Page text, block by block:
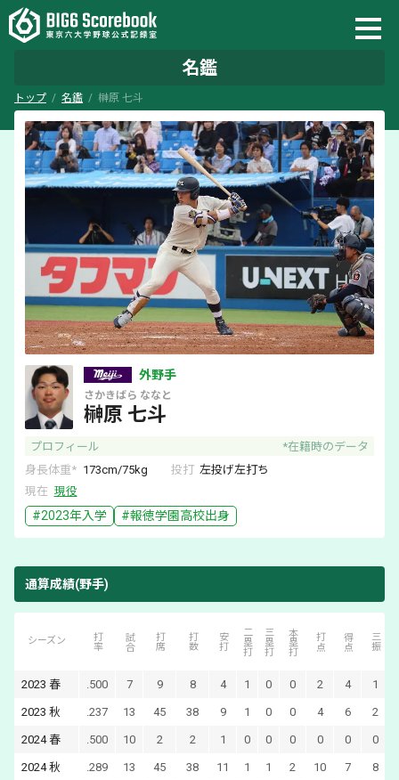
名鑑
トップ 名鑑 榊原 七斗
外野手
榊原 七斗
さかきばら ななと
プロフィール
*在籍時のデータ
身長体重* 173cm/75kg 投打 左投げ左打ち
現在 現役
#2023年入学 #報徳学園高校出身
通算成績(野手)
シーズン 打率 試合 打席 打数 安打 二塁打 三塁打 本塁打 打点 得点 三振
2023 春 .500 7 9 8 4 1 0 0 2 4 1
2023 秋 .237 13 45 38 9 1 0 0 4 6 2
2024 春 .500 10 2 2 1 0 0 0 0 0 0
2024 秋 .289 13 45 38 11 1 1 2 10 7 8